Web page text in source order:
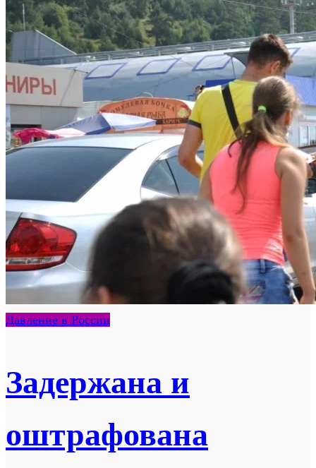
Давление в России
Задержана и
оштрафована